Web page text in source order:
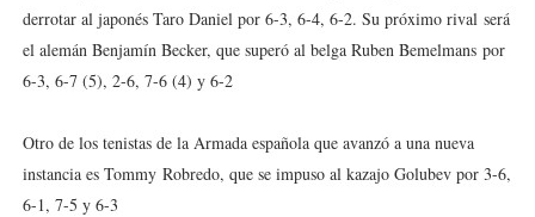
derrotar al japonés Taro Daniel por 6-3, 6-4, 6-2. Su próximo rival será
el alemán Benjamín Becker, que superó al belga Ruben Bemelmans por
6-3, 6-7 (5), 2-6, 7-6 (4) y 6-2
Otro de los tenistas de la Armada española que avanzó a una nueva
instancia es Tommy Robredo, que se impuso al kazajo Golubev por 3-6,
6-1, 7-5 y 6-3